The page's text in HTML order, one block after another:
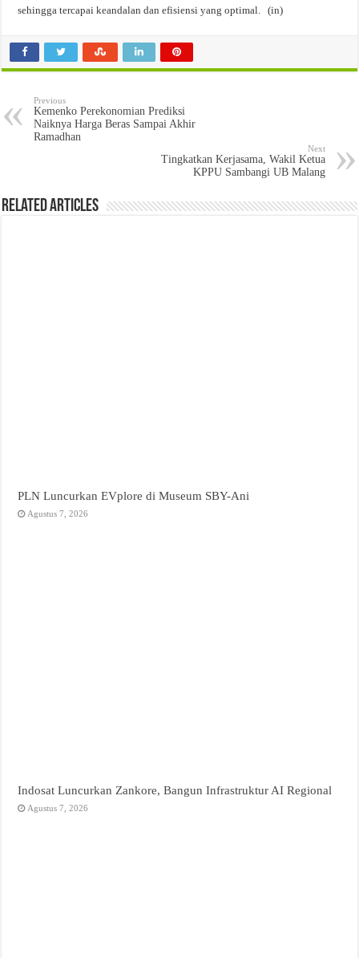
sehingga tercapai keandalan dan efisiensi yang optimal. (in)
Previous
Kemenko Perekonomian Prediksi
Naiknya Harga Beras Sampai Akhir
Ramadhan
Next
Tingkatkan Kerjasama, Wakil Ketua
KPPU Sambangi UB Malang
Related Articles
PLN Luncurkan EVplore di Museum SBY-Ani
Agustus 7, 2026
Indosat Luncurkan Zankore, Bangun Infrastruktur AI Regional
Agustus 7, 2026